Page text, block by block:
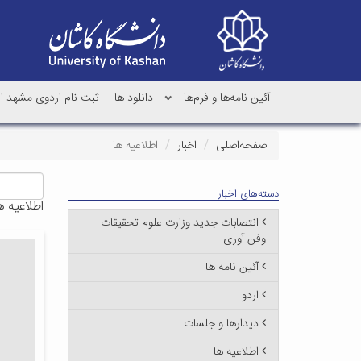
آئین نامه‌ها و فرم‌ها دانلود ها ثبت نام اردوی مشهد اردهال
صفحه‌اصلی اخبار اطلاعیه ها
اطلاعیه
دسته‌های اخبار
انتصابات جدید وزارت علوم تحقیقات
وفن آوری
آئین نامه ها
اردو
دیدارها و جلسات
اطلاعیه ها